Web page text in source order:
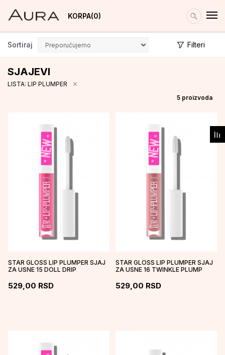
KORPA 0
SJAJEVI
Sortiraj Filteri
LISTA: LIP PLUMPER
5 proizvoda
STAR GLOSS LIP PLUMPER SJAJ
ZA USNE 15 DOLL DRIP
529,00 RSD
STAR GLOSS LIP PLUMPER SJAJ
ZA USNE 16 TWINKLE PLUMP
529,00 RSD